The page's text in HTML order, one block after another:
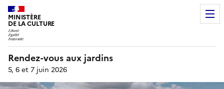
MINISTÈRE
DE LA CULTURE
Rendez-vous aux jardins
5, 6 et 7 juin 2026